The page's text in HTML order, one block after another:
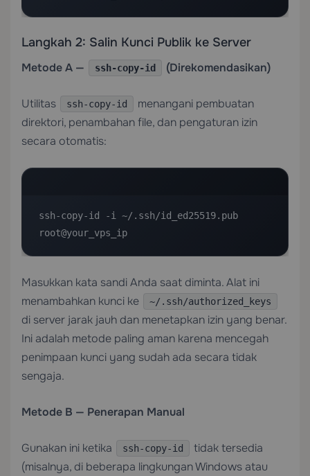
Langkah 2: Salin Kunci Publik ke Server
Metode A — ssh-copy-id (Direkomendasikan)
Utilitas ssh-copy-id
menangani pembuatan
direktori, penambahan file, dan pengaturan izin
secara otomatis:
ssh-copy-id -i ~/.ssh/id_ed25519.pub
root@your_vps_ip
Masukkan kata sandi Anda saat diminta. Alat ini
menambahkan kunci ke
~/.ssh/authorized_keys
di server jarak jauh dan menetapkan izin yang benar.
Ini adalah metode paling aman karena mencegah
penimpaan kunci yang sudah ada secara tidak
sengaja.
Metode B — Penerapan Manual
Gunakan ini ketika ssh-copy-id
tidak tersedia
(misalnya, di beberapa lingkungan Windows atau